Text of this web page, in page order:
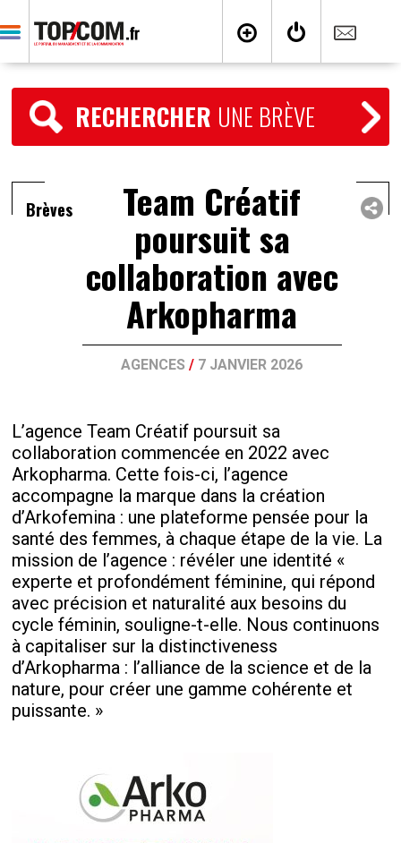
RECHERCHER UNE BRÈVE
Brèves Team Créatif
poursuit sa
collaboration avec
Arkopharma
AGENCES / 7 JANVIER 2026
L’agence Team Créatif poursuit sa
collaboration commencée en 2022 avec
Arkopharma. Cette fois-ci, l’agence
accompagne la marque dans la création
d’Arkofemina : une plateforme pensée pour la
santé des femmes, à chaque étape de la vie. La
mission de l’agence : révéler une identité «
experte et profondément féminine, qui répond
avec précision et naturalité aux besoins du
cycle féminin, souligne-t-elle. Nous continuons
à capitaliser sur la distinctiveness
d’Arkopharma : l’alliance de la science et de la
nature, pour créer une gamme cohérente et
puissante. »